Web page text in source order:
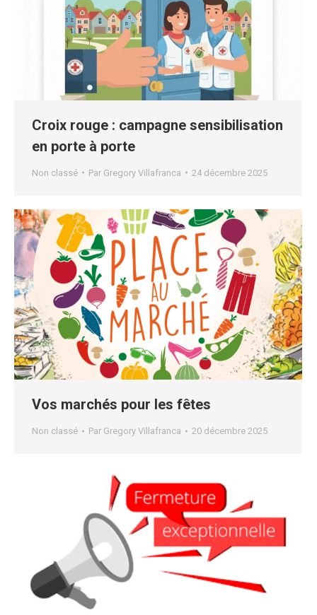
Croix rouge : campagne sensibilisation
en porte à porte
Non classé Par Gregory Villafranca 24 décembre 2025
Vos marchés pour les fêtes
Non classé Par Gregory Villafranca 20 décembre 2025